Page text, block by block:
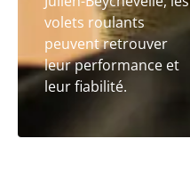
volets roulants
peuvent retrouver
leur performance et
leur fiabilité.